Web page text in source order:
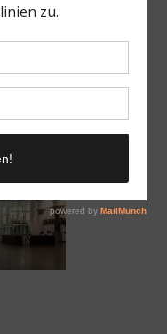
| Foto: